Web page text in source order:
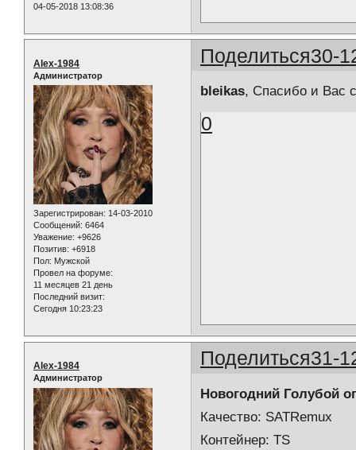
04-05-2018 13:08:36
Поделиться30-
Alex-1984
Администратор
Зарегистрирован: 14-03-2010
Сообщений: 6464
Уважение: +9626
Позитив: +6918
Пол: Мужской
Провел на форуме:
11 месяцев 21 день
Последний визит:
Сегодня 10:23:23
bleikas, Спасибо и
0
Поделиться31-
Alex-1984
Администратор
Новогодний Голубой
Качество: SATRemux
Контейнер: TS